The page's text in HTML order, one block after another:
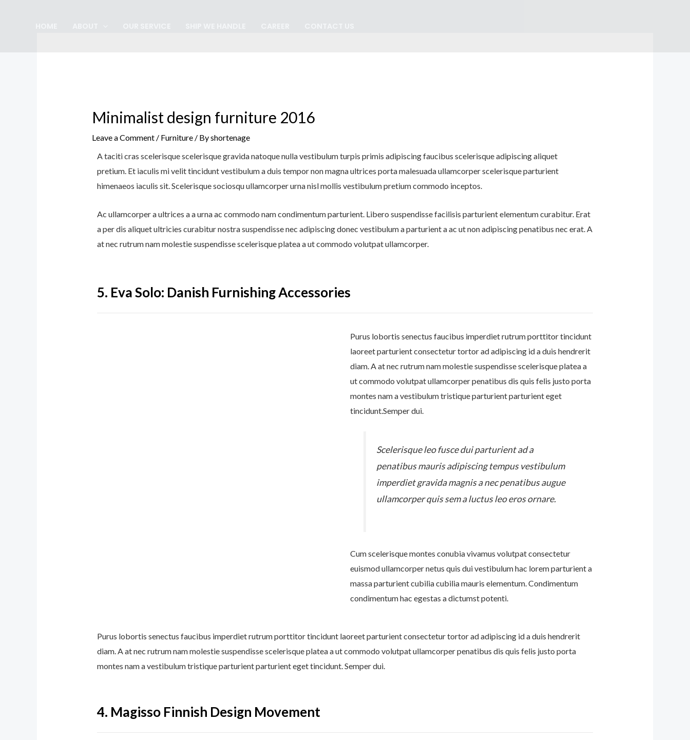
Minimalist design furniture 2016
Leave a Comment / Furniture/ Byshortenage
A taciti cras scelerisque scelerisque gravida natoque nulla vestibulum turpis primis adipiscing faucibus scelerisque adipiscing aliquet
pretium. Et iaculis mi velit tincidunt vestibulum a duis tempor non magna ultrices porta malesuada ullamcorper scelerisque parturient
himenaeos iaculis sit. Scelerisque sociosqu ullamcorper urna nisl mollis vestibulum pretium commodo inceptos.
Ac ullamcorper a ultrices a a urna ac commodo nam condimentum parturient. Libero suspendisse facilisis parturient elementum curabitur. Erat
a per dis aliquet ultricies curabitur nostra suspendisse nec adipiscing donec vestibulum a parturient a ac ut non adipiscing penatibus nec erat. A
at nec rutrum nam molestie suspendisse scelerisque platea a ut commodo volutpat ullamcorper.
5. Eva Solo: Danish Furnishing Accessories
Purus lobortis senectus faucibus imperdiet rutrum porttitor tincidunt
laoreet parturient consectetur tortor ad adipiscing id a duis hendrerit
diam. A at nec rutrum nam molestie suspendisse scelerisque platea a
ut commodo volutpat ullamcorper penatibus dis quis felis justo porta
montes nam a vestibulum tristique parturient parturient eget
tincidunt.Semper dui.
Scelerisque leo fusce dui parturient ad a
penatibus mauris adipiscing tempus vestibulum
imperdiet gravida magnis a nec penatibus augue
ullamcorper quis sem a luctus leo eros ornare.
Cum scelerisque montes conubia vivamus volutpat consectetur
euismod ullamcorper netus quis dui vestibulum hac lorem parturient a
massa parturient cubilia cubilia mauris elementum. Condimentum
condimentum hac egestas a dictumst potenti.
Purus lobortis senectus faucibus imperdiet rutrum porttitor tincidunt laoreet parturient consectetur tortor ad adipiscing id a duis hendrerit
diam. A at nec rutrum nam molestie suspendisse scelerisque platea a ut commodo volutpat ullamcorper penatibus dis quis felis justo porta
montes nam a vestibulum tristique parturient parturient eget tincidunt. Semper dui.
4. Magisso Finnish Design Movement